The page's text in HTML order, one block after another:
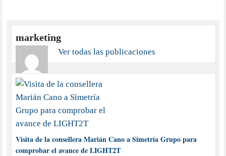
marketing
Ver todas las publicaciones
Visita de la consellera Marián Cano a Simetría Grupo para
comprobar el avance de LIGHT2T